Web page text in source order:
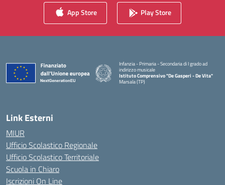
App Store Play Store
Infanzia - Primaria - Secondaria di I grado ad
indirizzo musicale
Istituto Comprensivo "De Gasperi - De Vita"
Marsala (TP)
Link Esterni
MIUR
Ufficio Scolastico Regionale
Ufficio Scolastico Territoriale
Scuola in Chiaro
Iscrizioni On Line